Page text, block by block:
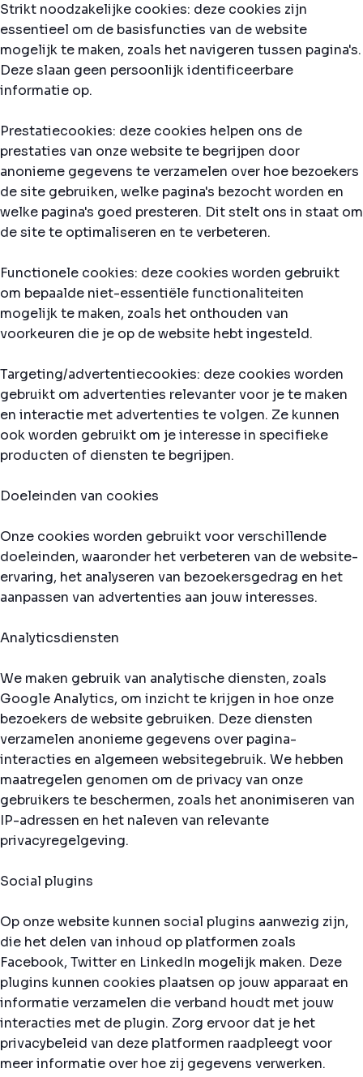
Strikt noodzakelijke cookies: deze cookies zijn
essentieel om de basisfuncties van de website
mogelijk te maken, zoals het navigeren tussen pagina's.
Deze slaan geen persoonlijk identificeerbare
informatie op.
Prestatiecookies: deze cookies helpen ons de
prestaties van onze website te begrijpen door
anonieme gegevens te verzamelen over hoe bezoekers
de site gebruiken, welke pagina's bezocht worden en
welke pagina's goed presteren. Dit stelt ons in staat om
de site te optimaliseren en te verbeteren.
Functionele cookies: deze cookies worden gebruikt
om bepaalde niet-essentiële functionaliteiten
mogelijk te maken, zoals het onthouden van
voorkeuren die je op de website hebt ingesteld.
Targeting/advertentiecookies: deze cookies worden
gebruikt om advertenties relevanter voor je te maken
en interactie met advertenties te volgen. Ze kunnen
ook worden gebruikt om je interesse in specifieke
producten of diensten te begrijpen.
Doeleinden van cookies
Onze cookies worden gebruikt voor verschillende
doeleinden, waaronder het verbeteren van de website-
ervaring, het analyseren van bezoekersgedrag en het
aanpassen van advertenties aan jouw interesses.
Analyticsdiensten
We maken gebruik van analytische diensten, zoals
Google Analytics, om inzicht te krijgen in hoe onze
bezoekers de website gebruiken. Deze diensten
verzamelen anonieme gegevens over pagina-
interacties en algemeen websitegebruik. We hebben
maatregelen genomen om de privacy van onze
gebruikers te beschermen, zoals het anonimiseren van
IP-adressen en het naleven van relevante
privacyregelgeving.
Social plugins
Op onze website kunnen social plugins aanwezig zijn,
die het delen van inhoud op platformen zoals
Facebook, Twitter en LinkedIn mogelijk maken. Deze
plugins kunnen cookies plaatsen op jouw apparaat en
informatie verzamelen die verband houdt met jouw
interacties met de plugin. Zorg ervoor dat je het
privacybeleid van deze platformen raadpleegt voor
meer informatie over hoe zij gegevens verwerken.